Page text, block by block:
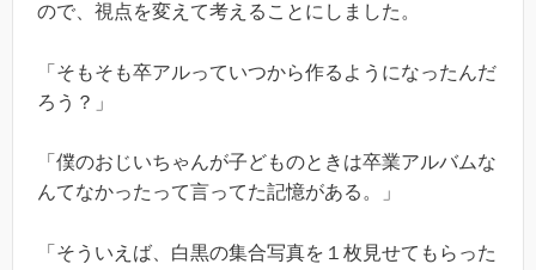
ので、視点を変えて考えることにしました。
「そもそも卒アルっていつから作るようになったんだ
ろう？」
「僕のおじいちゃんが子どものときは卒業アルバムな
んてなかったって言ってた記憶がある。」
「そういえば、白黒の集合写真を１枚見せてもらった